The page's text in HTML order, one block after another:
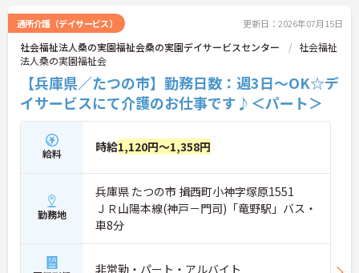
通所介護（デイサービス） 更新日：2026年07月15日
社会福祉法人桑の実園福祉会桑の実園デイサービスセンター
社会福祉
法人桑の実園福祉会
【兵庫県／たつの市】勤務日数：週3日～OK☆デ
イサービスにて介護のお仕事です♪＜パート＞
給料 時給1,120円～1,358円
勤務地
兵庫県 たつの市 揖西町小神字塚原1551
ＪＲ山陽本線(神戸－門司)「竜野駅」バス・
車8分
非常勤・パート・アルバイト